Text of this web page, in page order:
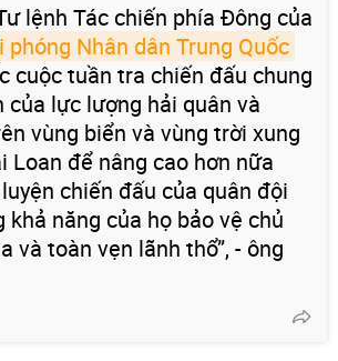
lệnh Tác chiến phía Đông của
phóng Nhân dân Trung Quốc
cuộc tuần tra chiến đấu chung
của lực lượng hải quân và
vùng biển và vùng trời xung
Loan để nâng cao hơn nữa
chiến đấu của quân đội
khả năng của họ bảo vệ chủ
và toàn vẹn lãnh thổ”, - ông